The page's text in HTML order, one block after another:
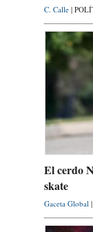
C. Calle |
El cerdo
skate
Gaceta Global